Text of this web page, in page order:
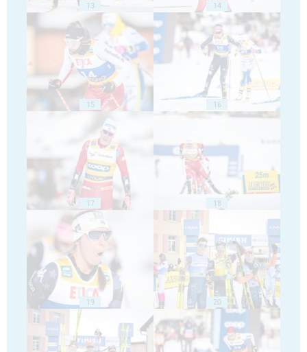
13 14
15 16
17 18
19 20